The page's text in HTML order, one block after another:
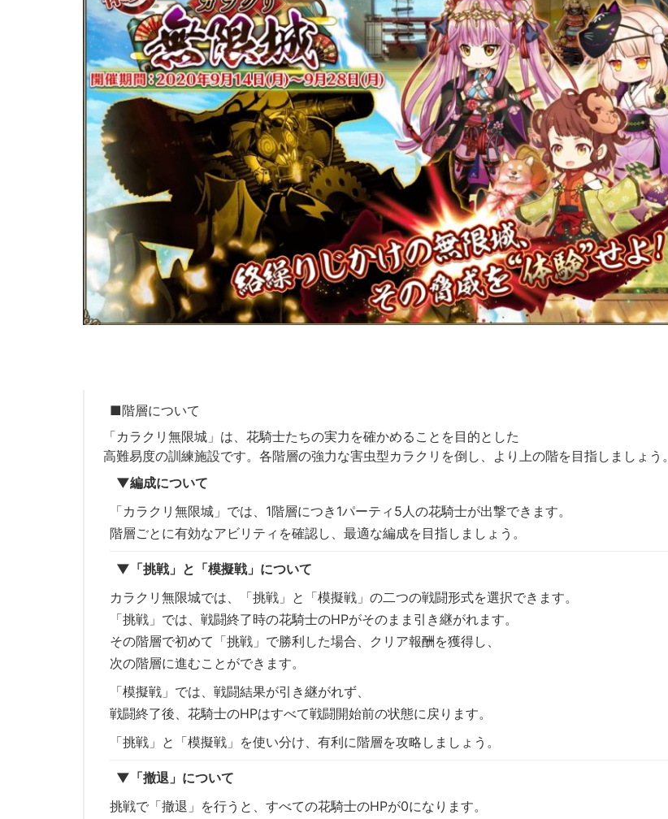
■階層について
「カラクリ無限城」は、花騎士たちの実力を確かめることを目的とした
高難易度の訓練施設です。各階層の強力な害虫型カラクリを倒し、より上の階を目指しましょう。
▼編成について
「カラクリ無限城」では、1階層につき1パーティ5人の花騎士が出撃できます。
階層ごとに有効なアビリティを確認し、最適な編成を目指しましょう。
▼「挑戦」と「模擬戦」について
カラクリ無限城では、「挑戦」と「模擬戦」の二つの戦闘形式を選択できます。
「挑戦」では、戦闘終了時の花騎士のHPがそのまま引き継がれます。
その階層で初めて「挑戦」で勝利した場合、クリア報酬を獲得し、
次の階層に進むことができます。
「模擬戦」では、戦闘結果が引き継がれず、
戦闘終了後、花騎士のHPはすべて戦闘開始前の状態に戻ります。
「挑戦」と「模擬戦」を使い分け、有利に階層を攻略しましょう。
▼「撤退」について
挑戦で「撤退」を行うと、すべての花騎士のHPが0になります。